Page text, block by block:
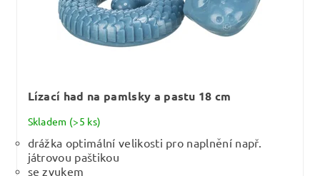
Lízací had na pamlsky a pastu 18 cm
Skladem (>5 ks)
drážka optimální velikosti pro naplnění např.
játrovou paštikou
se zvukem